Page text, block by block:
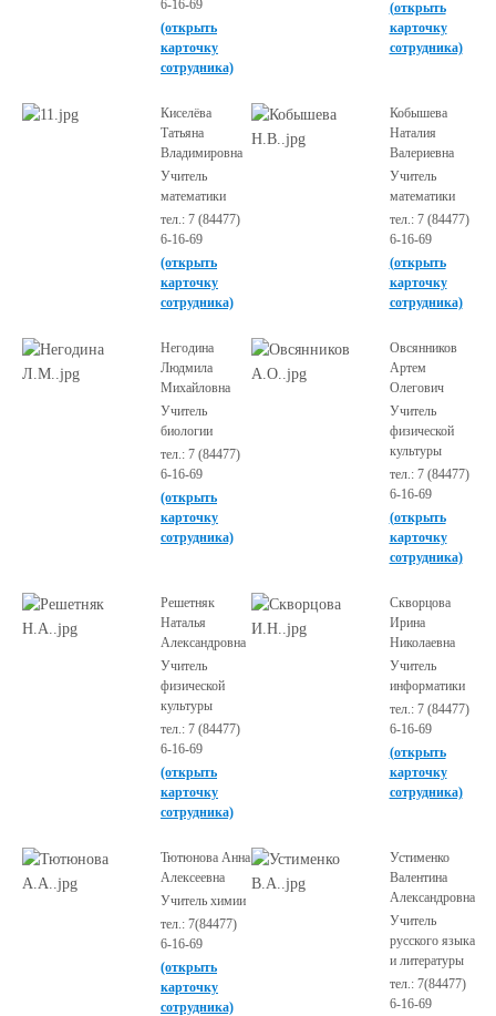
6-16-69
(открыть
карточку
сотрудника)
(открыть
карточку
сотрудника)
Киселёва
Татьяна
Владимировна
Учитель
математики
тел.: 7 (84477)
6-16-69
(открыть
карточку
сотрудника)
Кобышева
Наталия
Валериевна
Учитель
математики
тел.: 7 (84477)
6-16-69
(открыть
карточку
сотрудника)
Негодина
Людмила
Михайловна
Учитель
биологии
тел.: 7 (84477)
6-16-69
(открыть
карточку
сотрудника)
Овсянников
Артем
Олегович
Учитель
физической
культуры
тел.: 7 (84477)
6-16-69
(открыть
карточку
сотрудника)
Решетняк
Наталья
Александровна
Учитель
физической
культуры
тел.: 7 (84477)
6-16-69
(открыть
карточку
сотрудника)
Скворцова
Ирина
Николаевна
Учитель
информатики
тел.: 7 (84477)
6-16-69
(открыть
карточку
сотрудника)
Тютюнова Анна
Алексеевна
Учитель химии
тел.: 7(84477)
6-16-69
(открыть
карточку
сотрудника)
Устименко
Валентина
Александровна
Учитель
русского языка
и литературы
тел.: 7(84477)
6-16-69